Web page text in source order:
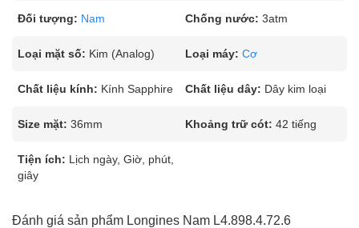
Đối tượng: Nam Chống nước: 3atm
Loại mặt số: Kim (Analog) Loại máy: Cơ
Chất liệu kính: Kính Sapphire Chất liệu dây: Dây kim loại
Size mặt: 36mm Khoảng trữ cót: 42 tiếng
Tiện ích: Lịch ngày, Giờ, phút,
giây
Đánh giá sản phẩm Longines Nam L4.898.4.72.6